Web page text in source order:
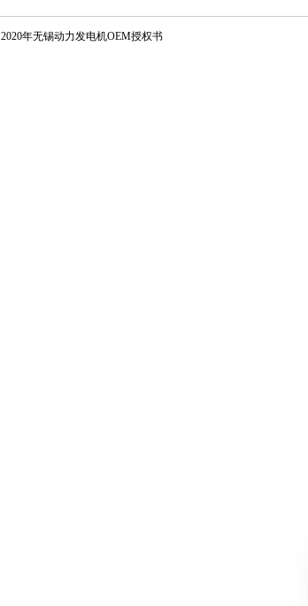
2020年无锡动力发电机OEM授权书